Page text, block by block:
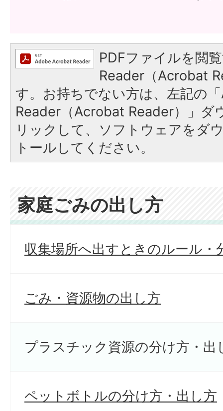
PDFファイルを閲
Reader（Acrobat
す。お持ちでない方は、左記の
Reader（Acrobat Reader）」ダ
リックして、ソフトウェアをダ
トールしてください。
家庭ごみの出し方
収集場所へ出すときのルール・
ごみ・資源物の出し方
プラスチック資源の分け方・出
ペットボトルの分け方・出し方